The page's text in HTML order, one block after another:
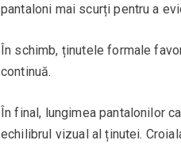
pantaloni mai scurți pentru a
În schimb, ținutele formale
continuă.
În final, lungimea pantalonilor
echilibrul vizual al ținutei.